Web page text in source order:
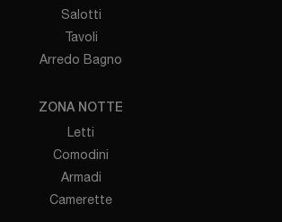
Salotti
Tavoli
Arredo Bagno
ZONA NOTTE
Letti
Comodini
Armadi
Camerette